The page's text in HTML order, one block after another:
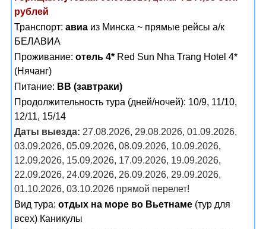
рублей
Транспорт: авиа из Минска ~ прямые рейсы а/к
БЕЛАВИА
Проживание: отель 4* Red Sun Nha Trang Hotel 4*
(Нячанг)
Питание: BB (завтраки)
Продолжительность тура (дней/ночей): 10/9, 11/10,
12/11, 15/14
Даты выезда: 27.08.2026, 29.08.2026, 01.09.2026,
03.09.2026, 05.09.2026, 08.09.2026, 10.09.2026,
12.09.2026, 15.09.2026, 17.09.2026, 19.09.2026,
22.09.2026, 24.09.2026, 26.09.2026, 29.09.2026,
01.10.2026, 03.10.2026 прямой перелет!
Вид тура: отдых на море во Вьетнаме (тур для
всех) Каникулы